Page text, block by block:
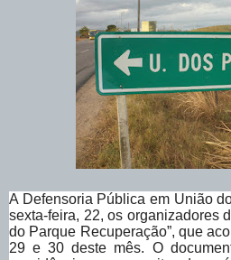
A Defensoria Pública em União
sexta-feira, 22, os organizadores
do Parque Recuperação”, que
29 e 30 deste mês. O